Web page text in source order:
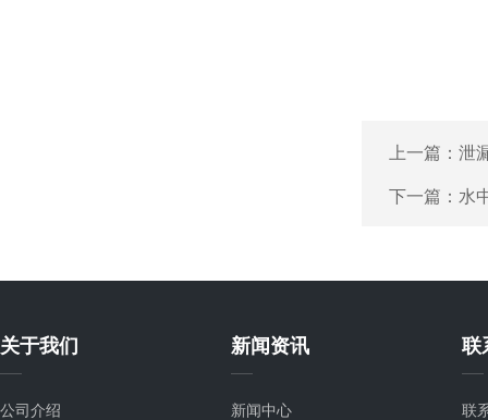
上一篇： 泄
下一篇： 水
关于我们
公司介绍
新闻资讯
新闻中心
联
联